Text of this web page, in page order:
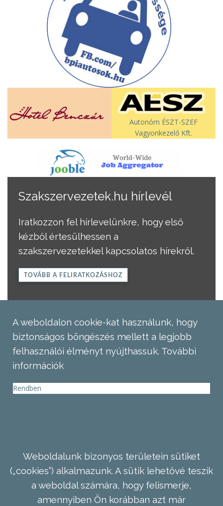
Autonóm ÉSZT-SZEF
Vagyonkezelő Kft.
Szakszervezetek.hu hírlevél
Iratkozzon fel hírlevelünkre, hogy első
kézből értesülhessen a
szakszervezetekkel kapcsolatos hírekről.
TOVÁBB A FELIRATKOZÁSHOZ
A weboldalon cookie-kat használunk, hogy
biztonságos böngészés mellett a legjobb
felhasználói élményt nyújthassuk. További
információk
Rendben
Weboldalunk bizonyos területein sütiket
(„cookies”) alkalmazunk. A sütik lehetővé teszik
a weboldal számára, hogy felismerje,
amennyiben Ön korábban azt már